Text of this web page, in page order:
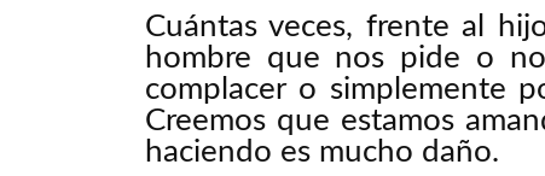
Cuántas veces, frente al
hombre que nos pide o
complacer o simplemente
Creemos que estamos
haciendo es mucho daño.